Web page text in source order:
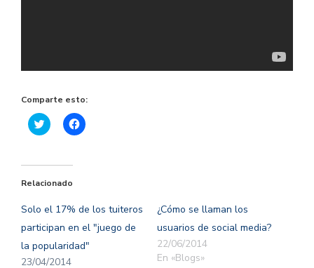
Comparte esto:
Haz
clic
Twitter
abre
una
ventana
nueva)
Haz
clic
una
ventana
nueva)
Relacionado
Solo el 17% de los tuiteros
participan en el "juego de
la popularidad"
23/04/2014
¿Cómo se llaman los
usuarios de social media?
22/06/2014
En «Blogs»